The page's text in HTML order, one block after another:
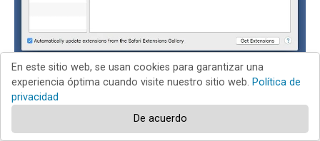
En la ventana de preferencias, seleccione " Extensiones"
y revise si se han añadido recientemente extensiones
sospechosas. Si las encuentra, haga clic en el botón
En este sitio web, se usan cookies para garantizar una
experiencia óptima cuando visite nuestro sitio web. Política de
privacidad
De acuerdo